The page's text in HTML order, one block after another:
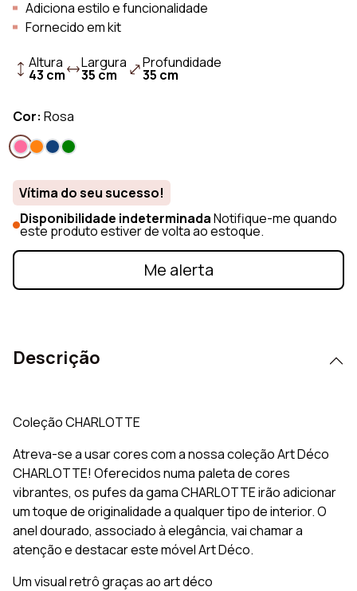
Adiciona estilo e funcionalidade
Fornecido em kit
Altura
43 cm
Largura
35 cm
Profundidade
35 cm
Cor: Rosa
Vítima do seu sucesso!
Disponibilidade indeterminadaNotifique-me quando
este produto estiver de volta ao estoque.
Me alerta
Descrição
Coleção CHARLOTTE
Atreva-se a usar cores com a nossa coleção Art Déco
CHARLOTTE! Oferecidos numa paleta de cores
vibrantes, os pufes da gama CHARLOTTE irão adicionar
um toque de originalidade a qualquer tipo de interior. O
anel dourado, associado à elegância, vai chamar a
atenção e destacar este móvel Art Déco.
Um visual retrô graças ao art déco